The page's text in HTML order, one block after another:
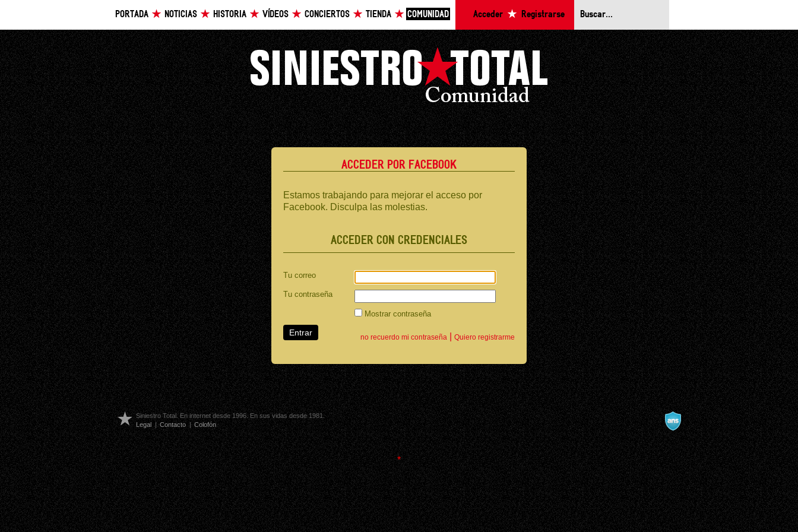
PORTADA NOTICIAS HISTORIA VÍDEOS CONCIERTOS TIENDA COMUNIDAD Acceder Registrarse
ACCEDER POR FACEBOOK
Estamos trabajando para mejorar el acceso por
Facebook. Disculpa las molestias.
ACCEDER CON CREDENCIALES
Tu correo
Tu contraseña
Mostrar contraseña
no recuerdo mi contraseña Quiero registrarme
Siniestro Total. En internet desde 1996. En sus vidas desde 1981.
Legal | Contacto | Colofón
*